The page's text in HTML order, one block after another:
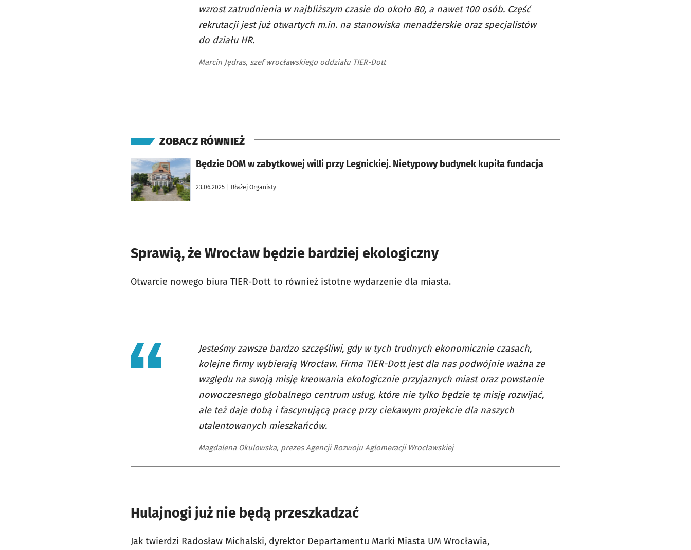
wzrost zatrudnienia w najbliższym czasie do około 80, a nawet 100 osób. Część
rekrutacji jest już otwartych m.in. na stanowiska menadżerskie oraz specjalistów
do działu HR.
Marcin Jędras, szef wrocławskiego oddziału TIER-Dott
ZOBACZ RÓWNIEŻ
Będzie DOM w zabytkowej willi przy Legnickiej. Nietypowy budynek kupiła fundacja
23.06.2025 | Błażej Organisty
otworzy się w nowej karcie
Sprawią, że Wrocław będzie bardziej ekologiczny
Otwarcie nowego biura TIER-Dott to również istotne wydarzenie dla miasta.
Jesteśmy zawsze bardzo szczęśliwi, gdy w tych trudnych ekonomicznie czasach,
kolejne firmy wybierają Wrocław. Firma TIER-Dott jest dla nas podwójnie ważna ze
względu na swoją misję kreowania ekologicznie przyjaznych miast oraz powstanie
nowoczesnego globalnego centrum usług, które nie tylko będzie tę misję rozwijać,
ale też daje dobą i fascynującą pracę przy ciekawym projekcie dla naszych
utalentowanych mieszkańców.
Magdalena Okulowska, prezes Agencji Rozwoju Aglomeracji Wrocławskiej
Hulajnogi już nie będą przeszkadzać
Jak twierdzi Radosław Michalski, dyrektor Departamentu Marki Miasta UM Wrocławia,